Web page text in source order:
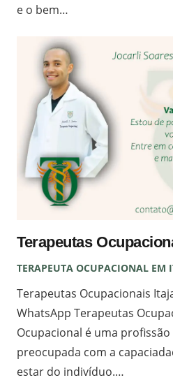
e o bem…
Terapeutas
TERAPEUTA OCUPACIONAL EM
Terapeutas Ocupacionais
WhatsApp Terapeutas
Ocupacional é uma
preocupada com a
estar do indivíduo.…